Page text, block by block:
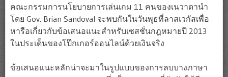
คณะกรรมการนโยบายการเล่นเกม 11 คนของเนวาดานำ
โดย Gov. Brian Sandoval จะพบกันในวันพุธที่ลาสเวกัสเพื่อ
หารือเกี่ยวกับข้อเสนอแนะสำหรับเซสชั่นกฎหมายปี 2013
ในประเด็นของโป๊กเกอร์ออนไลน์ด้วยเงินจริง
ข้อเสนอแนะหลักน่าจะมาในรูปแบบของการลบบางภาษา